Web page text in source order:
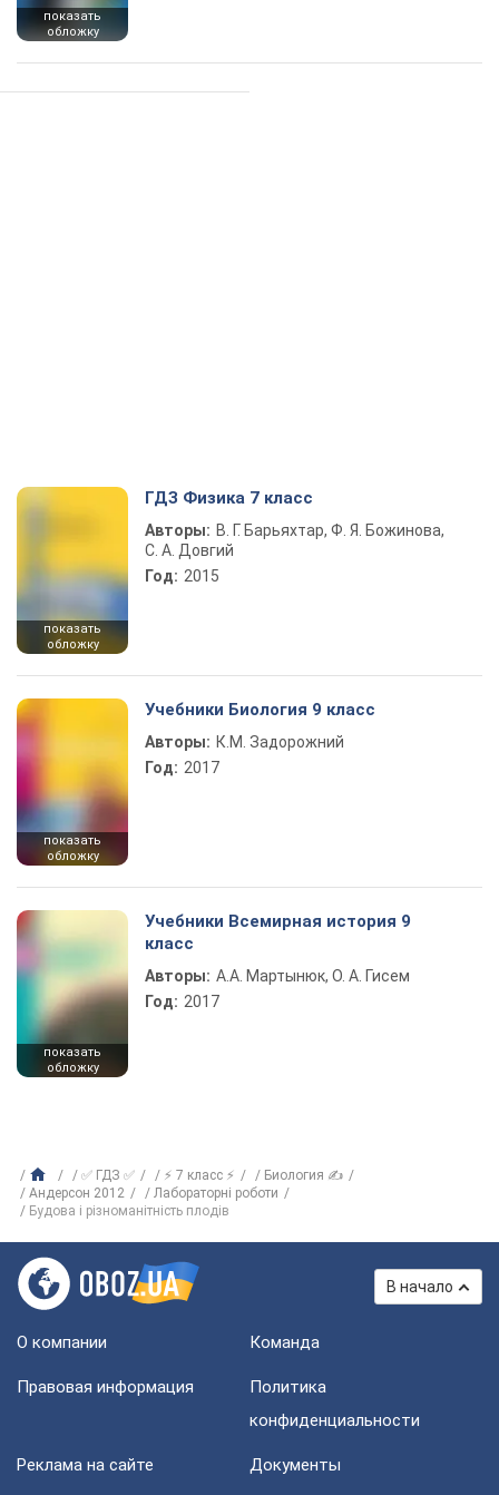
показать
обложку
показать
обложку
ГДЗ Физика 7 класс
Авторы: В. Г. Барьяхтар, Ф. Я. Божинова,
С. А. Довгий
Год: 2015
показать
обложку
Учебники Биология 9 класс
Авторы: К.М. Задорожний
Год: 2017
показать
обложку
Учебники Всемирная история 9
класс
Авторы: А.А. Мартынюк, О. А. Гисем
Год: 2017
✅ ГДЗ ✅ ⚡ 7 класс ⚡
Биология ✍
Андерсон 2012
Лабораторні роботи
Будова і різноманітність плодів
В начало
О компании Команда
Правовая информация
Политика
конфиденциальности
Реклама на сайте Документы